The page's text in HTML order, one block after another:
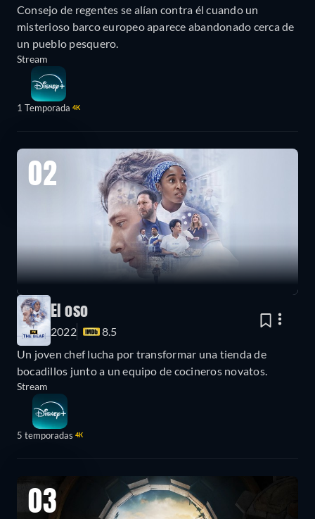
Consejo de regentes se alían contra él cuando un
misterioso barco europeo aparece abandonado cerca de
un pueblo pesquero.
Stream
1 Temporada 4K
02
El oso
2022
8.5
Un joven chef lucha por transformar una tienda de
bocadillos junto a un equipo de cocineros novatos.
Stream
5 temporadas 4K
03